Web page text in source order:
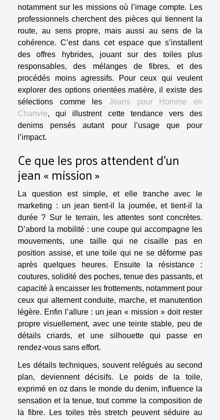
notamment sur les missions où l’image compte. Les
professionnels cherchent des pièces qui tiennent la
route, au sens propre, mais aussi au sens de la
cohérence. C’est dans cet espace que s’installent
des offres hybrides, jouant sur des toiles plus
responsables, des mélanges de fibres, et des
procédés moins agressifs. Pour ceux qui veulent
explorer des options orientées matière, il existe des
sélections comme les Jeans pour Homme en
Chanvre, qui illustrent cette tendance vers des
denims pensés autant pour l’usage que pour
l’impact.
Ce que les pros attendent d’un
jean « mission »
La question est simple, et elle tranche avec le
marketing : un jean tient-il la journée, et tient-il la
durée ? Sur le terrain, les attentes sont concrètes.
D’abord la mobilité : une coupe qui accompagne les
mouvements, une taille qui ne cisaille pas en
position assise, et une toile qui ne se déforme pas
après quelques heures. Ensuite la résistance :
coutures, solidité des poches, tenue des passants, et
capacité à encaisser les frottements, notamment pour
ceux qui alternent conduite, marche, et manutention
légère. Enfin l’allure : un jean « mission » doit rester
propre visuellement, avec une teinte stable, peu de
détails criards, et une silhouette qui passe en
rendez-vous sans effort.
Les détails techniques, souvent relégués au second
plan, deviennent décisifs. Le poids de la toile,
exprimé en oz dans le monde du denim, influence la
sensation et la tenue, tout comme la composition de
la fibre. Les toiles très stretch peuvent séduire au